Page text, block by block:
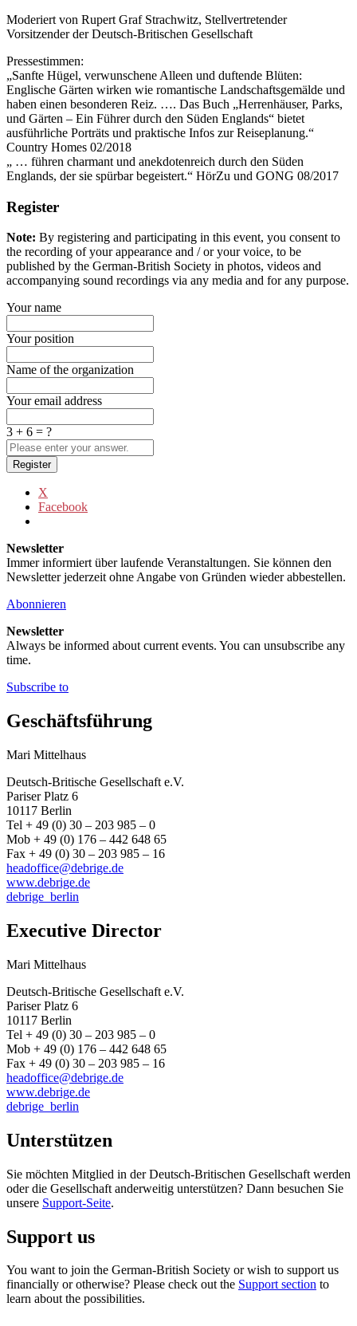
Moderiert von Rupert Graf Strachwitz, Stellvertretender
Vorsitzender der Deutsch-Britischen Gesellschaft
Pressestimmen:
„Sanfte Hügel, verwunschene Alleen und duftende Blüten:
Englische Gärten wirken wie romantische Landschaftsgemälde und
haben einen besonderen Reiz. …. Das Buch „Herrenhäuser, Parks,
und Gärten – Ein Führer durch den Süden Englands“ bietet
ausführliche Porträts und praktische Infos zur Reiseplanung.“
Country Homes 02/2018
„ … führen charmant und anekdotenreich durch den Süden
Englands, der sie spürbar begeistert.“ HörZu und GONG 08/2017
Register
Note: By registering and participating in this event, you consent to
the recording of your appearance and / or your voice, to be
published by the German-British Society in photos, videos and
accompanying sound recordings via any media and for any purpose.
Your name
Your position
Name of the organization
Your email address
3 + 6 = ?
Register
X
Facebook
Newsletter
Immer informiert über laufende Veranstaltungen. Sie können den
Newsletter jederzeit ohne Angabe von Gründen wieder abbestellen.
Abonnieren
Newsletter
Always be informed about current events. You can unsubscribe any
time.
Subscribe to
Geschäftsführung
Mari Mittelhaus
Deutsch-Britische Gesellschaft e.V.
Pariser Platz 6
10117 Berlin
Tel + 49 (0) 30 – 203 985 – 0
Mob + 49 (0) 176 – 442 648 65
Fax + 49 (0) 30 – 203 985 – 16
headoffice@debrige.de
www.debrige.de
debrige_berlin
Executive Director
Mari Mittelhaus
Deutsch-Britische Gesellschaft e.V.
Pariser Platz 6
10117 Berlin
Tel + 49 (0) 30 – 203 985 – 0
Mob + 49 (0) 176 – 442 648 65
Fax + 49 (0) 30 – 203 985 – 16
headoffice@debrige.de
www.debrige.de
debrige_berlin
Unterstützen
Sie möchten Mitglied in der Deutsch-Britischen Gesellschaft werden
oder die Gesellschaft anderweitig unterstützen? Dann besuchen Sie
unsere Support-Seite.
Support us
You want to join the German-British Society or wish to support us
financially or otherwise? Please check out the Support section to
learn about the possibilities.